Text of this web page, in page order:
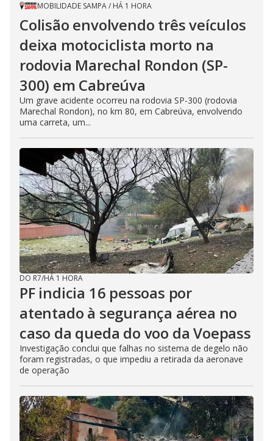
MOBILIDADE SAMPA/ HÁ 1 HORA
Colisão envolvendo três veículos
deixa motociclista morto na
rodovia Marechal Rondon (SP-
300) em Cabreúva
Um grave acidente ocorreu na rodovia SP-300 (rodovia
Marechal Rondon), no km 80, em Cabreúva, envolvendo
uma carreta, um...
DO R7/HÁ 1 HORA
PF indicia 16 pessoas por
atentado à segurança aérea no
caso da queda do voo da Voepass
Investigação conclui que falhas no sistema de degelo não
foram registradas, o que impediu a retirada da aeronave
de operação